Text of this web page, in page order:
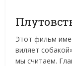
Этот фильм
виляет
мы считаем.